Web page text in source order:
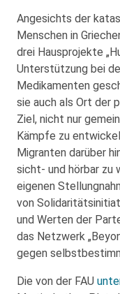
Angesichts der
Menschen in
drei Hausprojekte
Unterstützung bei
Medikamenten
sie auch als Ort der
Ziel, nicht nur
Kämpfe zu
Migranten darüber
sicht- und hörbar zu
eigenen
von
und Werten der
das Netzwerk
gegen
Die von der FAU